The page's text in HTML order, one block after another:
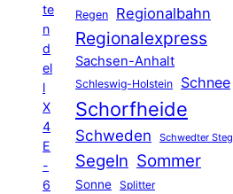
te
n
d
el
l
X
4
E
-
6
Regen Regionalbahn
Regionalexpress
Sachsen-Anhalt
Schleswig-Holstein Schnee
Schorfheide
Schweden Schwedter Steg
Segeln Sommer
Sonne Splitter